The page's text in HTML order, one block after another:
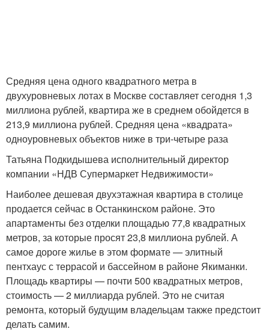
Средняя цена одного квадратного метра в
двухуровневых лотах в Москве составляет сегодня 1,3
миллиона рублей, квартира же в среднем обойдется в
213,9 миллиона рублей. Средняя цена «квадрата»
одноуровневых объектов ниже в три-четыре раза
Татьяна Подкидышева исполнительный директор
компании «НДВ Супермаркет Недвижимости»
Наиболее дешевая двухэтажная квартира в столице
продается сейчас в Останкинском районе. Это
апартаменты без отделки площадью 77,8 квадратных
метров, за которые просят 23,8 миллиона рублей. А
самое дороге жилье в этом формате — элитный
пентхаус с террасой и бассейном в районе Якиманки.
Площадь квартиры — почти 500 квадратных метров,
стоимость — 2 миллиарда рублей. Это не считая
ремонта, который будущим владельцам также предстоит
делать самим.